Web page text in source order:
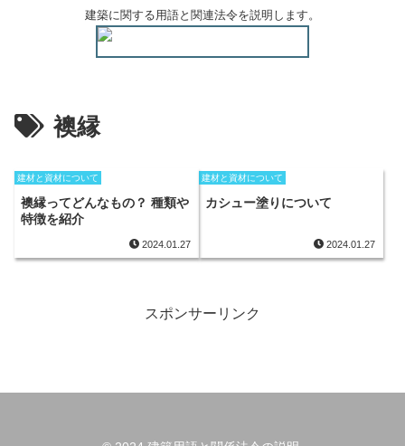
建築に関する用語と関連法令を説明します。
襖縁
建材と資材について
襖縁ってどんなもの？ 種類や
特徴を紹介
2024.01.27
建材と資材について
カシュー塗りについて
2024.01.27
スポンサーリンク